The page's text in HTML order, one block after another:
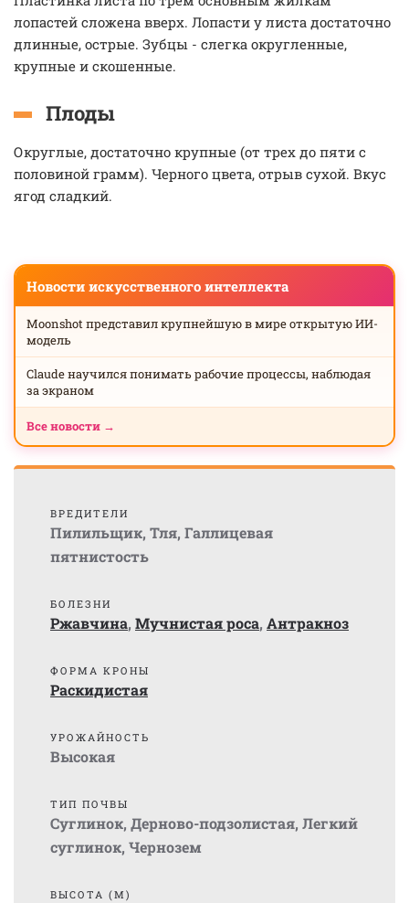
лопастей сложена вверх. Лопасти у листа достаточно
длинные, острые. Зубцы - слегка округленные,
крупные и скошенные.
Плоды
Округлые, достаточно крупные (от трех до пяти с
половиной грамм). Черного цвета, отрыв сухой. Вкус
ягод сладкий.
Новости искусственного интеллекта
Moonshot представил крупнейшую в мире открытую ИИ-
модель
Claude научился понимать рабочие процессы, наблюдая
за экраном
Все новости →
ВРЕДИТЕЛИ
Пилильщик, Тля, Галлицевая
пятнистость
БОЛЕЗНИ
Ржавчина, Мучнистая роса, Антракноз
ФОРМА КРОНЫ
Раскидистая
УРОЖАЙНОСТЬ
Высокая
ТИП ПОЧВЫ
Суглинок, Дерново-подзолистая, Легкий
суглинок, Чернозем
ВЫСОТА (М)